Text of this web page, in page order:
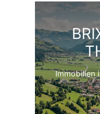
Immobilien